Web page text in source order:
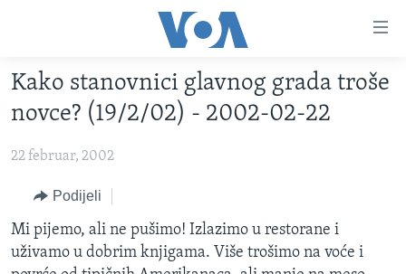
glavni
sadržaj
na
navigaciju
Idi
na
pretragu
TV PROGRAM
FOTOGRAFIJE DANA
VIJESTI
SJEDINJENE AMERIČKE DRŽAVE
BOSNA I HERCEGOVINA
NAUKA I TEHNOLOGIJA
SPECIJALNI PROJEKTI
Kako stanovnici glavnog grada troše
novce? (19/2/02) - 2002-02-22
22 februar, 2002
Podijeli
Mi pijemo, ali ne pušimo! Izlazimo u restorane i
uživamo u dobrim knjigama. Više trošimo na voće i